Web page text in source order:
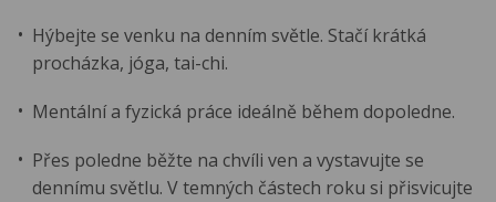
Hýbejte se venku na denním světle. Stačí krátká
procházka, jóga, tai-chi.
Mentální a fyzická práce ideálně během dopoledne.
Přes poledne běžte na chvíli ven a vystavujte se
dennímu světlu. V temných částech roku si přisvicujte